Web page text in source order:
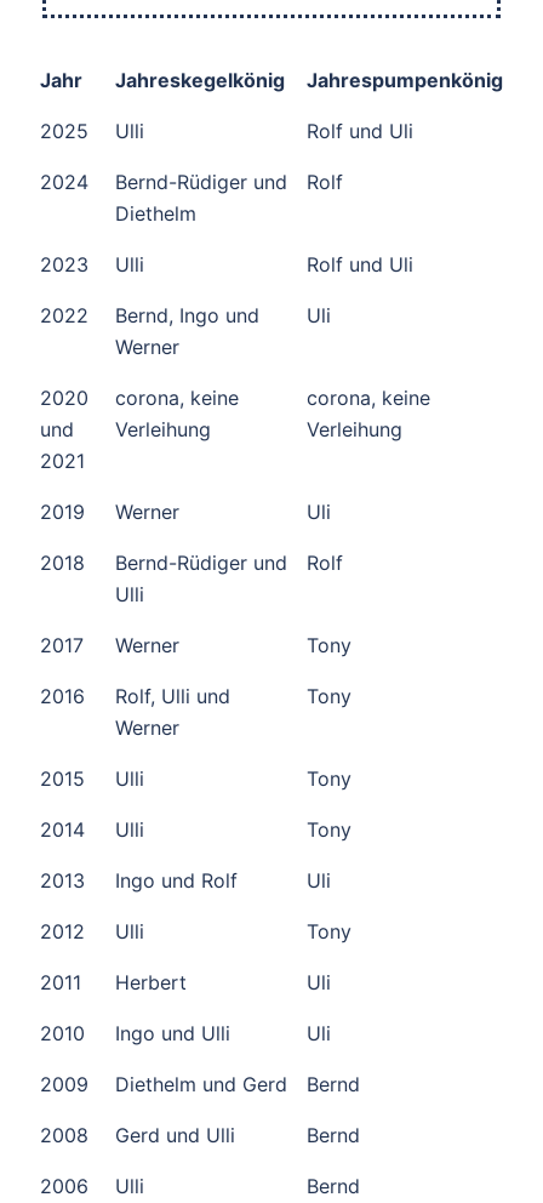
Jahr Jahreskegelkönig Jahrespumpenkönig
2025 Ulli Rolf und Uli
2024
Bernd-Rüdiger und
Diethelm
Rolf
2023 Ulli Rolf und Uli
2022
Bernd, Ingo und
Werner
Uli
2020
und
2021
corona, keine
Verleihung
corona, keine
Verleihung
2019 Werner Uli
2018
Bernd-Rüdiger und
Ulli
Rolf
2017 Werner Tony
2016
Rolf, Ulli und
Werner
Tony
2015 Ulli Tony
2014 Ulli Tony
2013 Ingo und Rolf Uli
2012 Ulli Tony
2011 Herbert Uli
2010 Ingo und Ulli Uli
2009 Diethelm und Gerd Bernd
2008 Gerd und Ulli Bernd
2006
Ulli Bernd